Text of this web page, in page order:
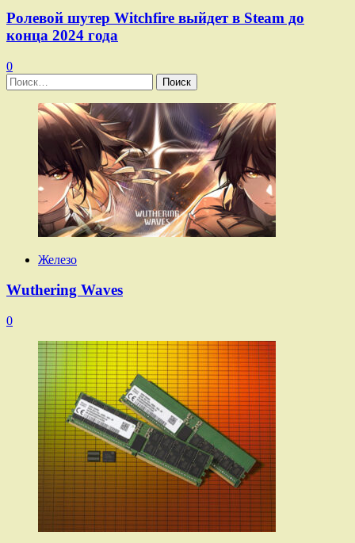
Ролевой шутер Witchfire выйдет в Steam до
конца 2024 года
0
Найти:
Железо
Wuthering Waves
0